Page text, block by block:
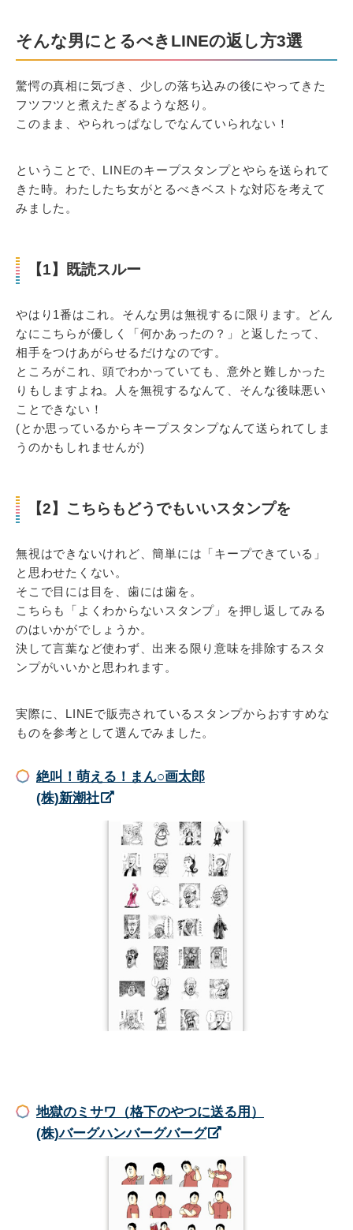
そんな男にとるべきLINEの返し方3選
驚愕の真相に気づき、少しの落ち込みの後にやってきた
フツフツと煮えたぎるような怒り。
このまま、やられっぱなしでなんていられない！
ということで、LINEのキープスタンプとやらを送られて
きた時。わたしたち女がとるべきベストな対応を考えて
みました。
【1】既読スルー
やはり1番はこれ。そんな男は無視するに限ります。どん
なにこちらが優しく「何かあったの？」と返したって、
相手をつけあがらせるだけなのです。
ところがこれ、頭でわかっていても、意外と難しかった
りもしますよね。人を無視するなんて、そんな後味悪い
ことできない！
(とか思っているからキープスタンプなんて送られてしま
うのかもしれませんが)
【2】こちらもどうでもいいスタンプを
無視はできないけれど、簡単には「キープできている」
と思わせたくない。
そこで目には目を、歯には歯を。
こちらも「よくわからないスタンプ」を押し返してみる
のはいかがでしょうか。
決して言葉など使わず、出来る限り意味を排除するスタ
ンプがいいかと思われます。
実際に、LINEで販売されているスタンプからおすすめな
ものを参考として選んでみました。
絶叫！萌える！まん○画太郎
(株)新潮社
地獄のミサワ（格下のやつに送る用）
(株)バーグハンバーグバーグ